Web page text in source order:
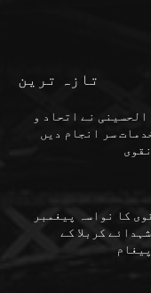
تازہ ترین
نے اتحاد و
سر انجام دیں
کا نواسہ پیغمبر
کربلا کے